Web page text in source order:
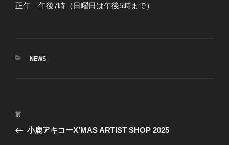
正午―午後7時（日曜日は午後5時まで）
カ
NEWS
投
ナ
前
の
前
小鹿アキコーX’MAS ARTIST SHOP 2025